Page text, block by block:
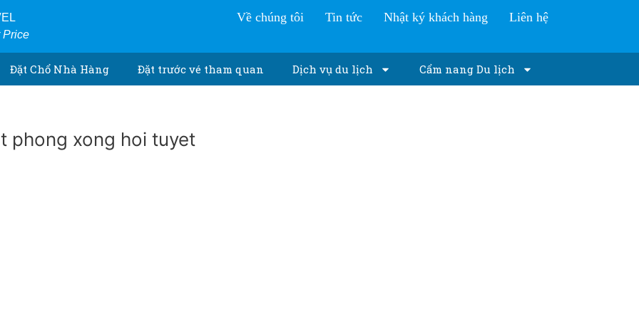
Price
Về chúng tôi Tin tức Nhật ký khách hàng Liên hệ
Đặt Chổ Nhà Hàng Đặt trước vé tham quan Dịch vụ du lịch Cẩm nang Du lịch
phong xong hoi tuyet